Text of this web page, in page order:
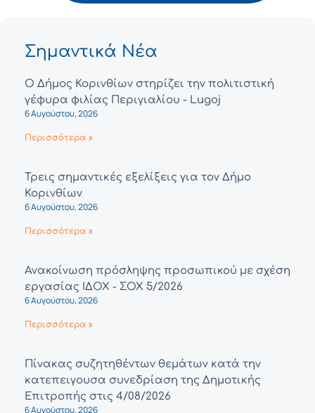
Σημαντικά Νέα
Ο Δήμος Κορινθίων στηρίζει την πολιτιστική
γέφυρα φιλίας Περιγιαλίου - Lugoj
6 Αυγούστου, 2026
Περισσότερα »
Τρεις σημαντικές εξελίξεις για τον Δήμο
Κορινθίων
6 Αυγούστου, 2026
Περισσότερα »
Ανακοίνωση πρόσληψης προσωπικού με σχέση
εργασίας ΙΔΟΧ - ΣΟΧ 5/2026
6 Αυγούστου, 2026
Περισσότερα »
Πίνακας συζητηθέντων θεμάτων κατά την
κατεπειγουσα συνεδρίαση της Δημοτικής
Επιτροπής στις 4/08/2026
6 Αυγούστου, 2026